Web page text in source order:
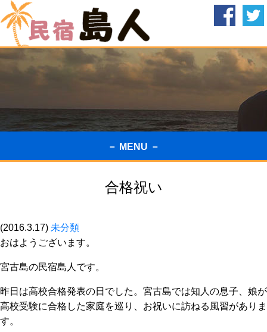
－ MENU －
合格祝い
(2016.3.17) 未分類
おはようございます。
宮古島の民宿島人です。
昨日は高校合格発表の日でした。宮古島では知人の息子、娘が
高校受験に合格した家庭を巡り、お祝いに訪ねる風習がありま
す。